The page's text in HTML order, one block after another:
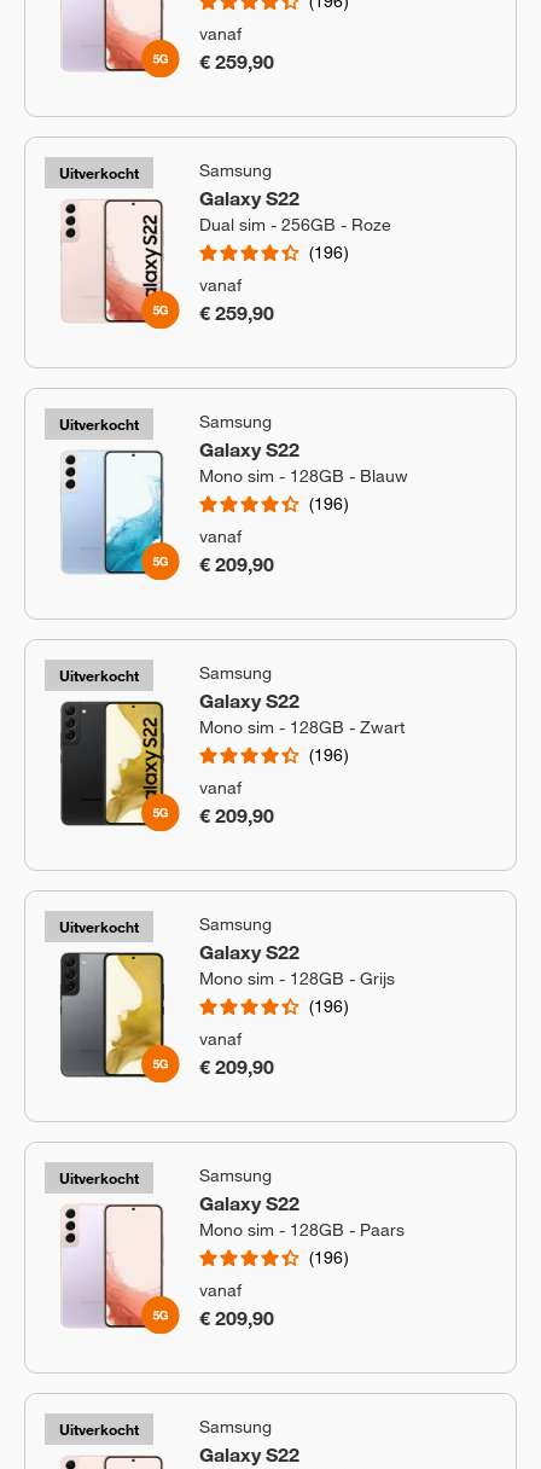
vanaf
€ 259,90
Uitverkocht Samsung
Galaxy S22
Dual sim - 256GB - Roze
196
vanaf
€ 259,90
Uitverkocht Samsung
Galaxy S22
Mono sim - 128GB - Blauw
196
vanaf
€ 209,90
Uitverkocht Samsung
Galaxy S22
Mono sim - 128GB - Zwart
196
vanaf
€ 209,90
Uitverkocht Samsung
Galaxy S22
Mono sim - 128GB - Grijs
196
vanaf
€ 209,90
Uitverkocht Samsung
Galaxy S22
Mono sim - 128GB - Paars
196
vanaf
€ 209,90
Uitverkocht Samsung
Galaxy S22